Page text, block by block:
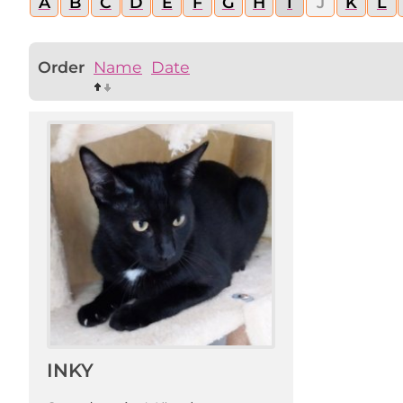
Order Name Date
INKY